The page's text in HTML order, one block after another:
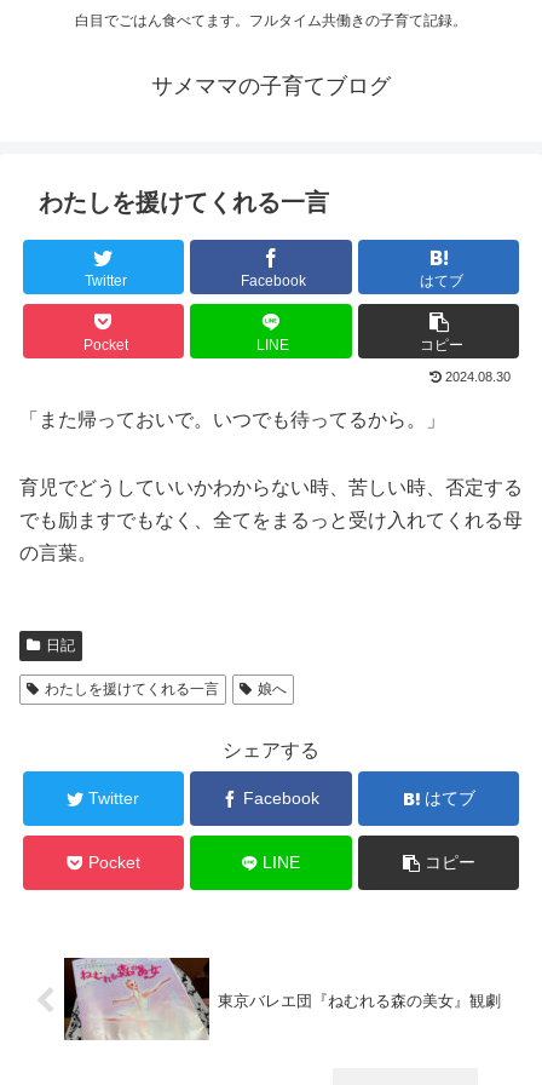
白目でごはん食べてます。フルタイム共働きの子育て記録。
サメママの子育てブログ
わたしを援けてくれる一言
Twitter Facebook はてブ
Pocket LINE コピー
2024.08.30
「また帰っておいで。いつでも待ってるから。」
育児でどうしていいかわからない時、苦しい時、否定する
でも励ますでもなく、全てをまるっと受け入れてくれる母
の言葉。
日記
わたしを援けてくれる一言 娘へ
シェアする
Twitter Facebook はてブ
Pocket LINE コピー
東京バレエ団『ねむれる森の美女』観劇